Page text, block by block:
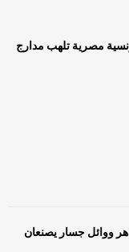
مصرية تلهب مدارج
ووائل جسار يصنعان